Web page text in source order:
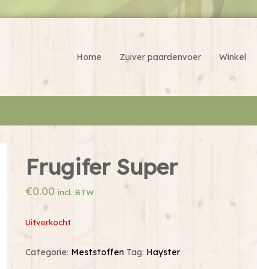
Home Zuiver paardenvoer Winkel
Frugifer Super
€0.00 incl. BTW
Uitverkocht
Categorie: Meststoffen Tag: Hayster